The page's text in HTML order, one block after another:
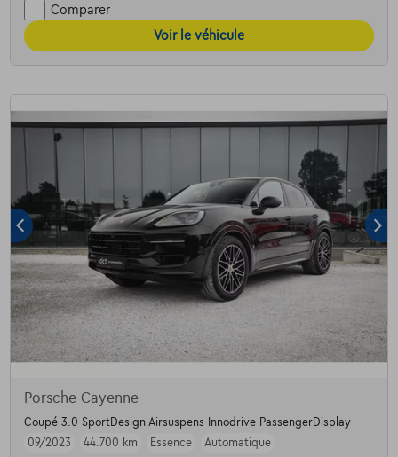
Comparer
Voir le véhicule
Porsche Cayenne
Coupé 3.0 SportDesign Airsuspens Innodrive PassengerDisplay
09/2023
44.700 km Essence
Automatique